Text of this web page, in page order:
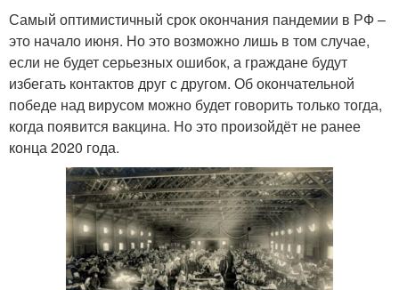
Самый оптимистичный срок окончания пандемии в РФ –
это начало июня. Но это возможно лишь в том случае,
если не будет серьезных ошибок, а граждане будут
избегать контактов друг с другом. Об окончательной
победе над вирусом можно будет говорить только тогда,
когда появится вакцина. Но это произойдёт не ранее
конца 2020 года.